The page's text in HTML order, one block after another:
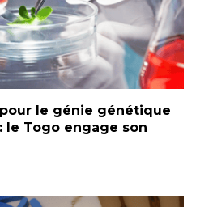
le génie génétique
Togo engage son